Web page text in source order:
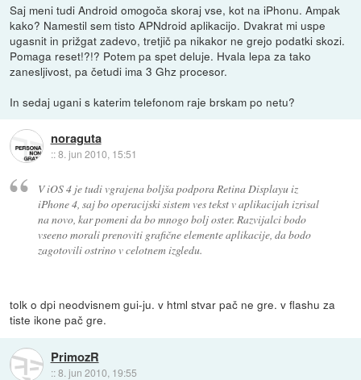
Saj meni tudi Android omogoča skoraj vse, kot na iPhonu. Ampak
kako? Namestil sem tisto APNdroid aplikacijo. Dvakrat mi uspe
ugasnit in prižgat zadevo, tretjič pa nikakor ne grejo podatki skozi.
Pomaga reset!?!? Potem pa spet deluje. Hvala lepa za tako
zanesljivost, pa četudi ima 3 Ghz procesor.
In sedaj ugani s katerim telefonom raje brskam po netu?
noraguta
::8. jun 2010, 15:51
V iOS 4 je tudi vgrajena boljša podpora Retina Displayu iz
iPhone 4, saj bo operacijski sistem ves tekst v aplikacijah izrisal
na novo, kar pomeni da bo mnogo bolj oster. Razvijalci bodo
vseeno morali prenoviti grafične elemente aplikacije, da bodo
zagotovili ostrino v celotnem izgledu.
tolk o dpi neodvisnem gui-ju. v html stvar pač ne gre. v flashu za
tiste ikone pač gre.
PrimozR
::8. jun 2010, 19:55